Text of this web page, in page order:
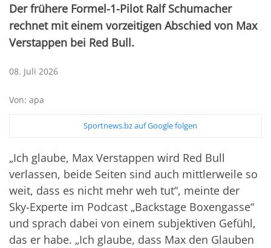
Der frühere Formel-1-Pilot Ralf Schumacher
rechnet mit einem vorzeitigen Abschied von Max
Verstappen bei Red Bull.
08. Juli 2026
Von: apa
Sportnews.bz auf Google folgen
„Ich glaube, Max Verstappen wird Red Bull
verlassen, beide Seiten sind auch mittlerweile so
weit, dass es nicht mehr weh tut“, meinte der
Sky-Experte im Podcast „Backstage Boxengasse“
und sprach dabei von einem subjektiven Gefühl,
das er habe. „Ich glaube, dass Max den Glauben